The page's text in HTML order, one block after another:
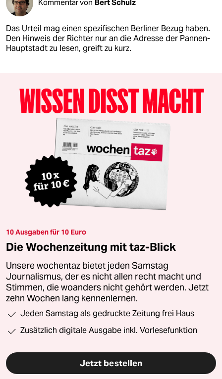
Kommentar von Bert Schulz
Das Urteil mag einen spezifischen Berliner Bezug haben.
Den Hinweis der Richter nur an die Adresse der Pannen-
Hauptstadt zu lesen, greift zu kurz.
10 Ausgaben für 10 Euro
Die Wochenzeitung mit taz-Blick
Unsere wochentaz bietet jeden Samstag
Journalismus, der es nicht allen recht macht und
Stimmen, die woanders nicht gehört werden. Jetzt
zehn Wochen lang kennenlernen.
Jeden Samstag als gedruckte Zeitung frei Haus
Zusätzlich digitale Ausgabe inkl. Vorlesefunktion
Jetzt bestellen